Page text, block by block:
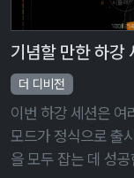
기념할 만한 하강
더 디비전
이번 하강 세션은 여
모드가 정식으로 출
을 모두 잡는 데 성